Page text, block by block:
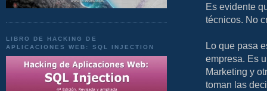
LIBRO DE HACKING DE
APLICACIONES WEB: SQL INJECTION
Es evidente
técnicos. No
Lo que pasa
empresa. Es
Marketing y
toman las